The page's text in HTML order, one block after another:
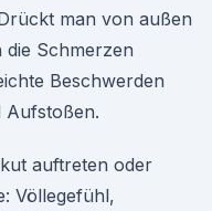
man von außen
die Schmerzen
Beschwerden
Aufstoßen.
auftreten oder
Völlegefühl,